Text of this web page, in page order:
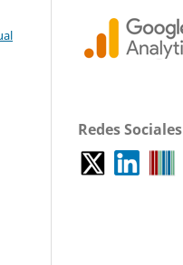
Redes Sociales